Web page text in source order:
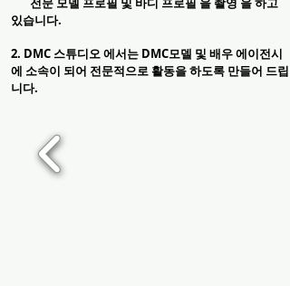
있습니다.
2. DMC 스튜디오 에서는 DMC모델 및 배우 에이전시
에 소속이 되어 전문적으로 활동을 하도록 만들어 드립
니다.